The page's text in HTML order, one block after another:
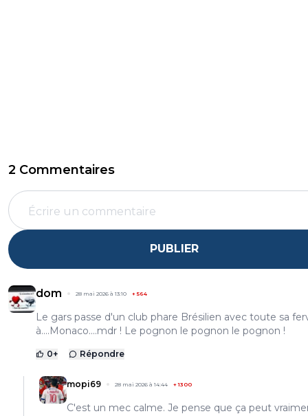
2 Commentaires
PUBLIER
dom 28 mai 2026 à 13:10 + 564
Le gars passe d'un club phare Brésilien avec toute sa
à....Monaco....mdr ! Le pognon le pognon le pognon !
0+ Répondre
mopi69 28 mai 2026 à 14:44 +1300
C'est un mec calme. Je pense que ça peut